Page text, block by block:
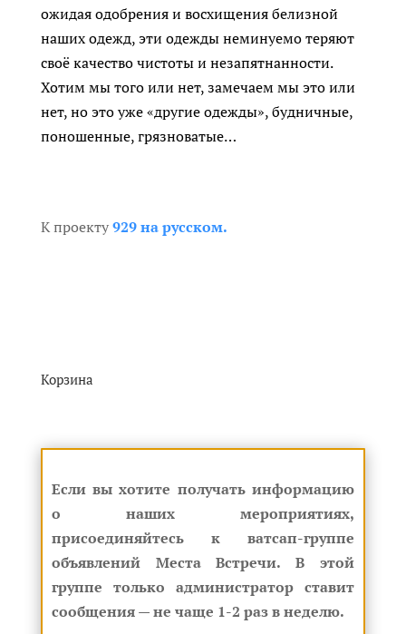
ожидая одобрения и восхищения белизной
наших одежд, эти одежды неминуемо теряют
своё качество чистоты и незапятнанности.
Хотим мы того или нет, замечаем мы это или
нет, но это уже «другие одежды», будничные,
поношенные, грязноватые…
К проекту929 на русском.
Корзина
Если вы хотите получать информацию
о наших мероприятиях,
присоединяйтесь к ватсап-группе
объявлений Места Встречи. В этой
группе только администратор ставит
сообщения — не чаще 1-2 раз в неделю.